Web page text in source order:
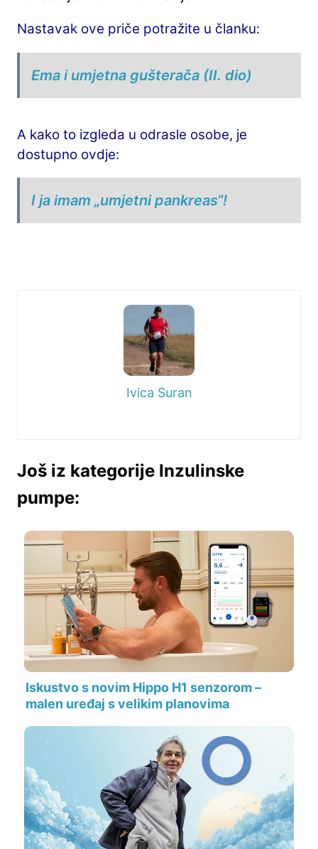
Nastavak ove priče potražite u članku:
Ema i umjetna gušterača (II. dio)
A kako to izgleda u odrasle osobe, je
dostupno ovdje:
I ja imam „umjetni pankreas“!
Ivica Suran
Još iz kategorije Inzulinske
pumpe:
Iskustvo s novim Hippo H1 senzorom –
malen uređaj s velikim planovima